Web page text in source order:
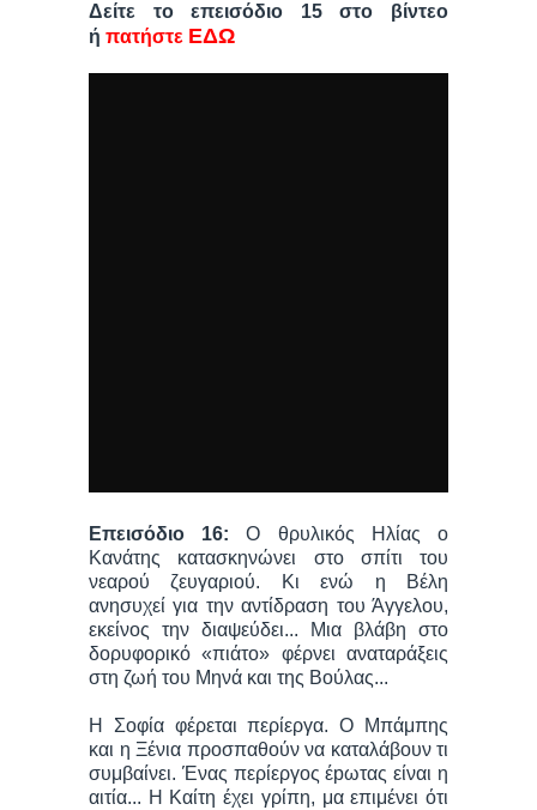
Δείτε το επεισόδιο 15 στο βίντεο
ή πατήστε ΕΔΩ
Επεισόδιο 16:Ο θρυλικός Ηλίας ο
Κανάτης κατασκηνώνει στο σπίτι του
νεαρού ζευγαριού. Κι ενώ η Βέλη
ανησυχεί για την αντίδραση του Άγγελου,
εκείνος την διαψεύδει... Μια βλάβη στο
δορυφορικό «πιάτο» φέρνει αναταράξεις
στη ζωή του Μηνά και της Βούλας...
Η Σοφία φέρεται περίεργα. Ο Μπάμπης
και η Ξένια προσπαθούν να καταλάβουν τι
συμβαίνει. Ένας περίεργος έpωτας είναι η
αιτία... Η Καίτη έχει γρίπη, μα επιμένει ότι